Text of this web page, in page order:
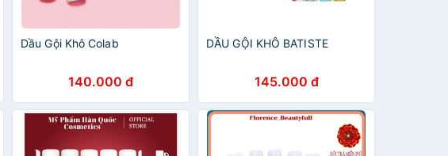
Dầu Gội Khô Colab
140.000 đ
DẦU GỘI KHÔ BATISTE
145.000 đ